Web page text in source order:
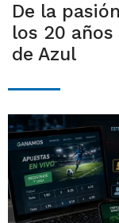
De la
los 20
de Azul